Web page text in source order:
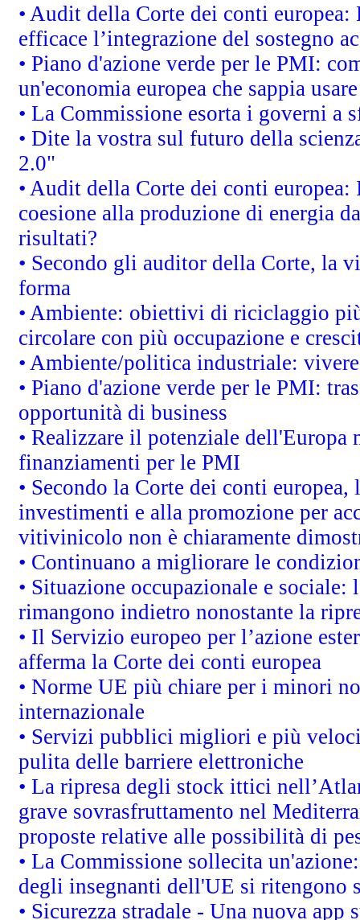
• Audit della Corte dei conti
efficace l’integrazione del sostegno
• Piano d'azione verde per le PMI:
un'economia europea che sappia
• La Commissione esorta i governi
• Dite la vostra sul futuro della
2.0"
• Audit della Corte dei conti
coesione alla produzione di energia
risultati?
• Secondo gli auditor della Corte, la
forma
• Ambiente: obiettivi di riciclaggio
circolare con più occupazione e
• Ambiente/politica industriale:
• Piano d'azione verde per le PMI:
opportunità di business
• Realizzare il potenziale
finanziamenti per le PMI
• Secondo la Corte dei conti
investimenti e alla promozione per
vitivinicolo non è chiaramente
• Continuano a migliorare le
• Situazione occupazionale e
rimangono indietro nonostante la
• Il Servizio europeo per l’azione
afferma la Corte dei conti europea
• Norme UE più chiare per i minori
internazionale
• Servizi pubblici migliori e più
pulita delle barriere elettroniche
• La ripresa degli stock ittici
grave sovrasfruttamento nel
proposte relative alle possibilità di
• La Commissione sollecita
degli insegnanti dell'UE si ritengono
• Sicurezza stradale - Una nuova